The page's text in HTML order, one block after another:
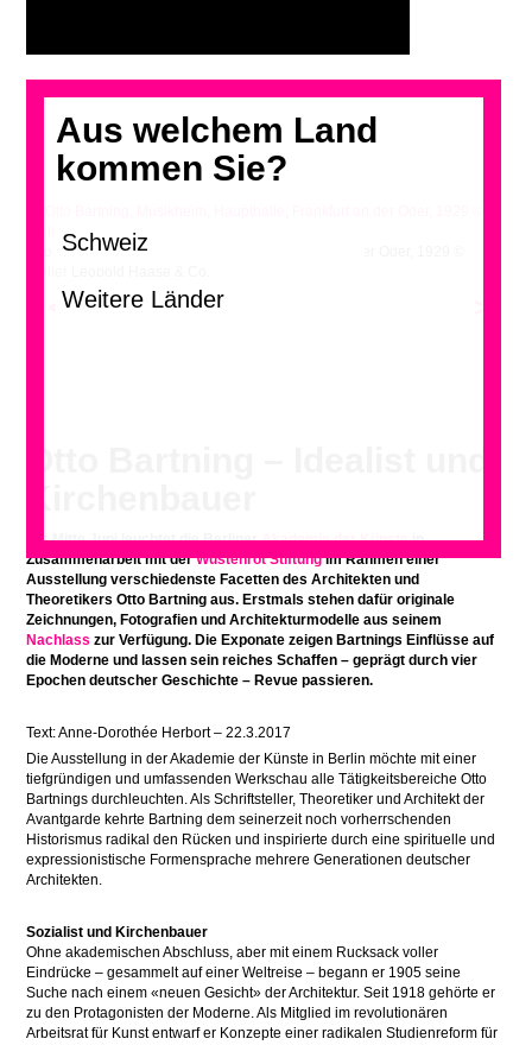
Aus welchem Land
kommen Sie?
Otto Bartning, Musikheim, Haupthalle, Frankfurt an der Oder, 1929 ©
<
Bis Mitte Juni leuchtet die BerlinerAkademie der Künstein
Zusammenarbeit mit derWüstenrot Stiftungim Rahmen einer
Ausstellung verschiedenste Facetten des Architekten und
Theoretikers Otto Bartning aus. Erstmals stehen dafür originale
Zeichnungen, Fotografien und Architekturmodelle aus seinem
Nachlass zur Verfügung. Die Exponate zeigen Bartnings Einflüsse auf
die Moderne und lassen sein reiches Schaffen – geprägt durch vier
Epochen deutscher Geschichte – Revue passieren.
Text: Anne-Dorothée Herbort – 22.3.2017
Die Ausstellung in der Akademie der Künste in Berlin möchte mit einer
tiefgründigen und umfassenden Werkschau alle Tätigkeitsbereiche Otto
Bartnings durchleuchten. Als Schriftsteller, Theoretiker und Architekt der
Avantgarde kehrte Bartning dem seinerzeit noch vorherrschenden
Historismus radikal den Rücken und inspirierte durch eine spirituelle und
expressionistische Formensprache mehrere Generationen deutscher
Architekten.
Sozialist und Kirchenbauer
Ohne akademischen Abschluss, aber mit einem Rucksack voller
Eindrücke – gesammelt auf einer Weltreise – begann er 1905 seine
Suche nach einem «neuen Gesicht» der Architektur. Seit 1918 gehörte er
zu den Protagonisten der Moderne. Als Mitglied im revolutionären
Arbeitsrat für Kunst entwarf er Konzepte einer radikalen Studienreform für